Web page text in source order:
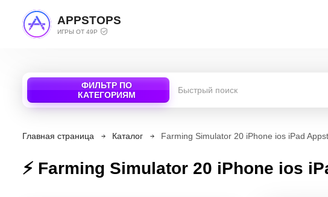
APPSTOPS
ИГРЫ ОТ 49Р
ФИЛЬТР ПО
КАТЕГОРИЯМ
Главная страница Каталог Farming Simulator 20 iPhone ios iPad
⚡️ Farming Simulator 20 iPhone ios